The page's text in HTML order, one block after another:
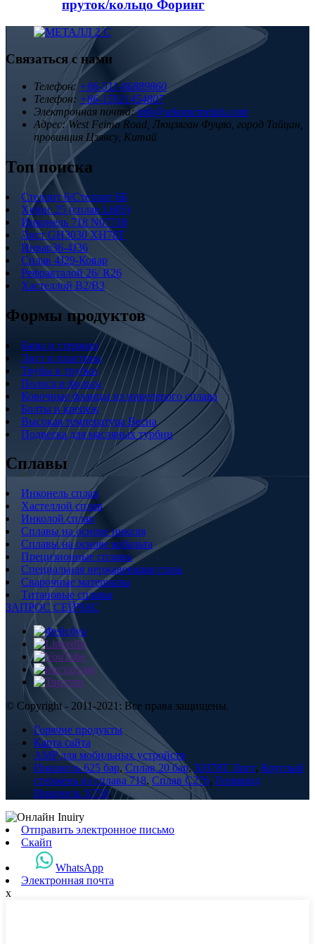
пруток/кольцо Форинг
Связаться с нами
Телефон: +86-511-86889860
Телефон: +86-15921454807
Электронная почта: info@sekonicmetals.com
Адрес: West Feima Road, Люцзяган Фуцяо, город Тайцан,
провинция Цзянсу, Китай
Топ поиска
Стеллит 6/Стеллит 6Б
Хейнс 25 (сплав L605)
Инконель 718 N07718
Лист GH3030 XH78T
Инвар36-4J36
Сплав 4J29-Ковар
Рефракталой 26/ R26
Хастеллой B2/B3
Формы продуктов
Бары и стержни
Лист и пластина
Трубы и трубки
Полоса и фольга
Ковочные фланцы из никелевого сплава
Болты и крепеж
Высокая температура Весна
Подвеска для масляных турбин
Сплавы
Инконель сплав
Хастеллой сплав
Инколой сплав
Сплавы на основе никеля
Сплавы на основе кобальта
Прецизионные сплавы
Специальная нержавеющая сталь
Сварочные материалы
Титановые сплавы
ЗАПРОС СЕЙЧАС
© Copyright - 2011-2021: Все права защищены.
Горячие продукты
Карта сайта
AMP для мобильных устройств
Инконель 625 бар, Сплав 20 бар, XH78T Лист, Круглый
стержень из сплава 718, Сплав С276, Геликоид
Инконель X750,
Отправить электронное письмо
Скайп
WhatsApp
Электронная почта
x